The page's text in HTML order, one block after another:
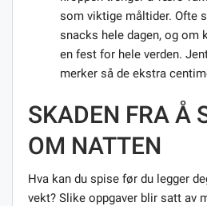
som viktige måltider. Ofte
snacks hele dagen, og om
en fest for hele verden.
merker så de ekstra
SKADEN FRA Å
OM NATTEN
Hva kan du spise før du legger
vekt? Slike oppgaver blir satt av